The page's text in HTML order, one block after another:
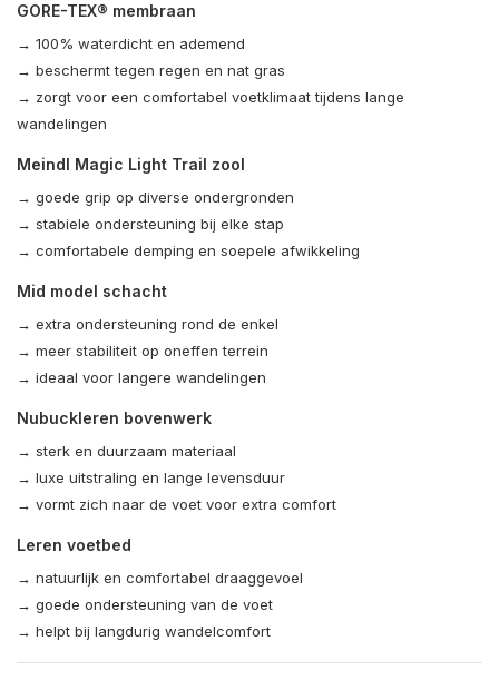
GORE-TEX® membraan
→ 100% waterdicht en ademend
→ beschermt tegen regen en nat gras
→ zorgt voor een comfortabel voetklimaat tijdens lange
wandelingen
Meindl Magic Light Trail zool
→ goede grip op diverse ondergronden
→ stabiele ondersteuning bij elke stap
→ comfortabele demping en soepele afwikkeling
Mid model schacht
→ extra ondersteuning rond de enkel
→ meer stabiliteit op oneffen terrein
→ ideaal voor langere wandelingen
Nubuckleren bovenwerk
→ sterk en duurzaam materiaal
→ luxe uitstraling en lange levensduur
→ vormt zich naar de voet voor extra comfort
Leren voetbed
→ natuurlijk en comfortabel draaggevoel
→ goede ondersteuning van de voet
→ helpt bij langdurig wandelcomfort